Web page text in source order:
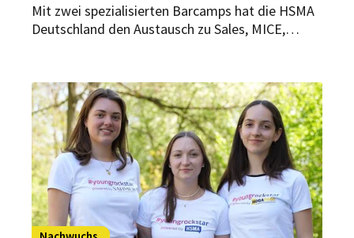
Mit zwei spezialisierten Barcamps hat die HSMA
Deutschland den Austausch zu Sales, MICE,
aktuelle Herausforderungen und entwickelten
praxisnahe Lösungsansätze für die Hospitality-
Branche.